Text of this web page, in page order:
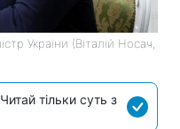
України (Віталій Носач,
тільки суть з